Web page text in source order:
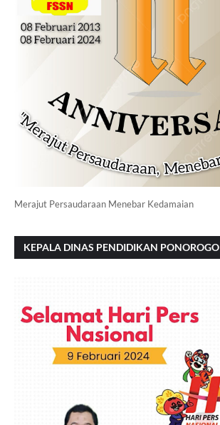
Merajut Persaudaraan Menebar Kedamaian
KEPALA DINAS PENDIDIKAN PONOROGO